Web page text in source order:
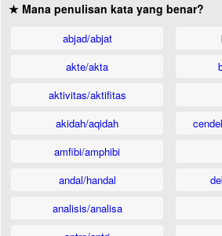
★ Mana penulisan kata yang benar?
abjad/abjat
akte/akta
aktivitas/aktifitas
akidah/aqidah
amfibi/amphibi
andal/handal
analisis/analisa